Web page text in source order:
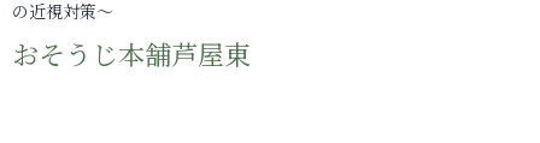
の近視対策～
おそうじ本舗芦屋東